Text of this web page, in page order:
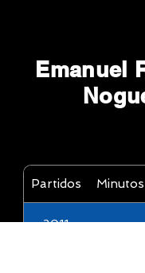
Emanuel
Partidos Minutos
2011